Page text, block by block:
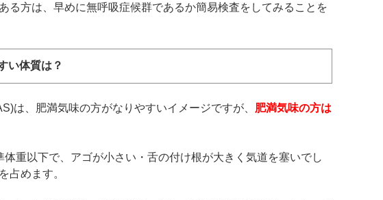
る方は、早めに無呼吸症候群であるか簡易検査をしてみることを
い体質は？
は、肥満気味の方がなりやすいイメージですが、 肥満気味の方は
体重以下で、アゴが小さい・舌の付け根が大きく気道を塞いでし
占めます。